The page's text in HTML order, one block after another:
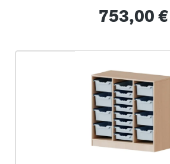
Regulärer Preis:
753,00 €